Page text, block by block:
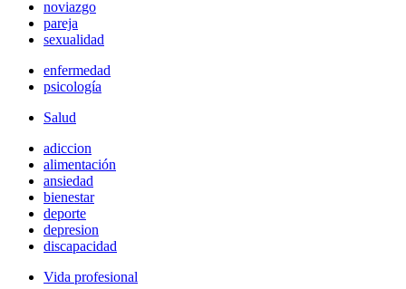
noviazgo
pareja
sexualidad
enfermedad
psicología
Salud
adiccion
alimentación
ansiedad
bienestar
deporte
depresion
discapacidad
Vida profesional